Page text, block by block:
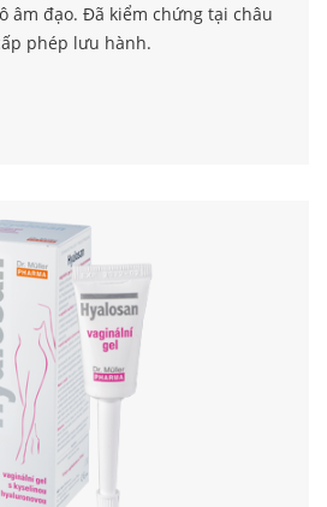
âm đạo. Đã kiểm chứng tại châu
phép lưu hành.